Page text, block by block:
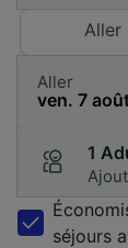
Aller
Aller
1
séjours